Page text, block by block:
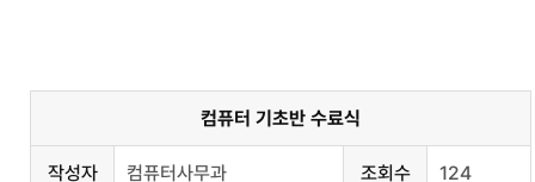
컴퓨터 기초반 수료식
작성자 컴퓨터사무과 조회수 124